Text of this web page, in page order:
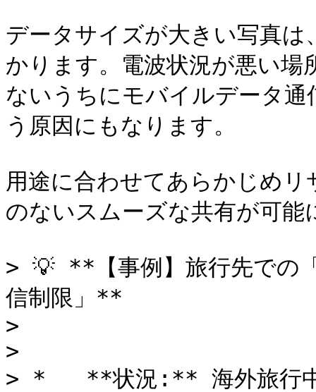
データサイズが大きい写真
かります。電波状況が悪い
ないうちにモバイルデータ
う原因にもなります。
用途に合わせてあらかじめ
のないスムーズな共有が可能
> 💡 **【事例】旅行先での
信制限」**
>
>
> *   **状況:** 海外旅行中